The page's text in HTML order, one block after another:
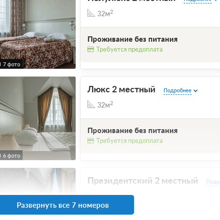
7 фото
32м2
Проживание без питания
Требуется предоплата
6 фото
Люкс 2 местный Подробнее
32м2
Проживание без питания
Требуется предоплата
Президентский 2 местный
59м2
Развернуть все 7 номеров